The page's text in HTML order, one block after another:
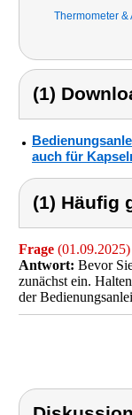
Thermometer &
(1)
auch für
(1) Häufig
Frage
Antwort: Bevor
zunächst ein.
der